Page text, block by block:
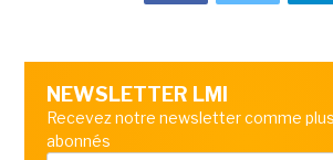
NEWSLETTER LMI
Recevez notre newsletter comme
abonnés